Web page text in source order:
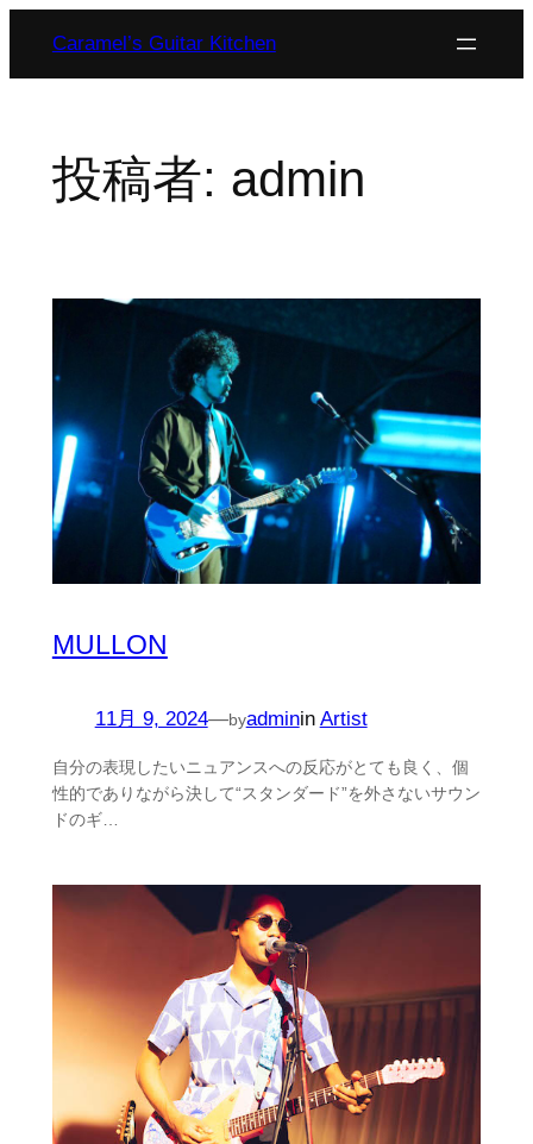
を
Caramel’s Guitar Kitchen
投稿者: admin
MULLON
11月 9, 2024—byadminin Artist
自分の表現したいニュアンスへの反応がとても良く、個
性的でありながら決して“スタンダード”を外さないサウン
ドのギ…